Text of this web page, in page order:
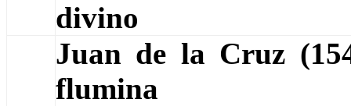
divino
Juan de la Cruz
flumina